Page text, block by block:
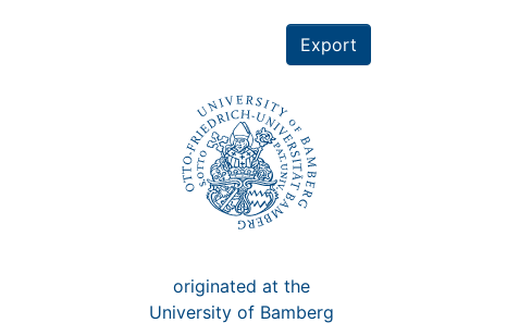
Export
originated at the
University of Bamberg